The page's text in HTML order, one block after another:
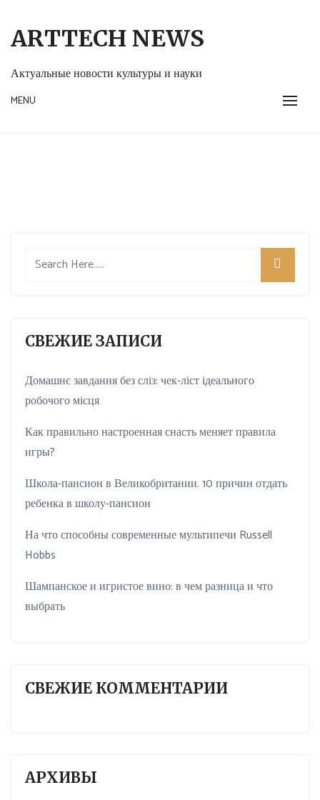
content
ARTTECH NEWS
Актуальные новости культуры и науки
MENU
СВЕЖИЕ ЗАПИСИ
Домашнє завдання без сліз: чек-ліст ідеального
робочого місця
Как правильно настроенная снасть меняет правила
игры?
Школа-пансион в Великобритании. 10 причин отдать
ребенка в школу-пансион
На что способны современные мультипечи Russell
Hobbs
Шампанское и игристое вино: в чем разница и что
выбрать
СВЕЖИЕ КОММЕНТАРИИ
АРХИВЫ